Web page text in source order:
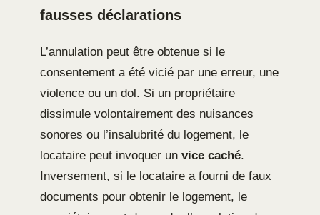
fausses déclarations
L’annulation peut être obtenue si le
consentement a été vicié par une erreur, une
violence ou un dol. Si un propriétaire
dissimule volontairement des nuisances
sonores ou l’insalubrité du logement, le
locataire peut invoquer un vice caché.
Inversement, si le locataire a fourni de faux
documents pour obtenir le logement, le